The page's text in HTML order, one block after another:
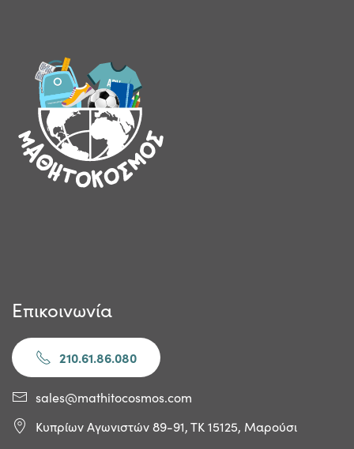
Επικοινωνία
210.61.86.080
sales@mathitocosmos.com
Κυπρίων Αγωνιστών 89-91, ΤΚ 15125, Μαρούσι